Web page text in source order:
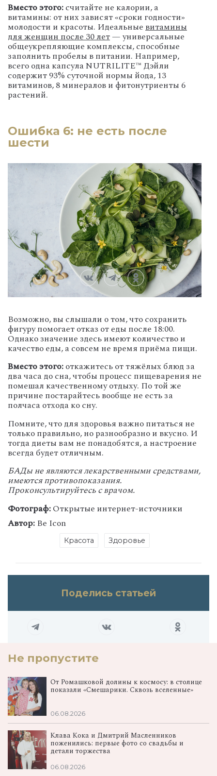
Вместо этого:считайте не калории, а
витамины: от них зависят «сроки годности»
молодости и красоты. Идеальныевитамины
для женщин после 30 лет— универсальные
общеукрепляющие комплексы, способные
заполнить пробелы в питании. Например,
всего одна капсула NUTRILITE™ Дэйли
содержит 93% суточной нормы йода, 13
витаминов, 8 минералов и фитонутриенты 6
растений.
Ошибка 6: не есть после
шести
Возможно, вы слышали о том, что сохранить
фигуру помогает отказ от еды после 18:00.
Однако значение здесь имеют количество и
качество еды, а совсем не время приёма пищи.
Вместо этого:откажитесь от тяжёлых блюд за
два часа до сна, чтобы процесс пищеварения не
помешал качественному отдыху. По той же
причине постарайтесь вообще не есть за
полчаса отхода ко сну.
Помните, что для здоровья важно питаться не
только правильно, но разнообразно и вкусно. И
тогда диеты вам не понадобятся, а настроение
всегда будет отличным.
БАДы не являются лекарственными средствами,
имеются противопоказания.
Проконсультируйтесь с врачом.
Фотограф:Открытые интернет-источники
Автор:Be Icon
Красота Здоровье
Поделись статьей
Не пропустите
От Ромашковой долины к космосу: в столице
показали «Смешарики. Сквозь вселенные»
06.08.2026
Клава Кока и Дмитрий Масленников
поженились: первые фото со свадьбы и
детали торжества
06.08.2026